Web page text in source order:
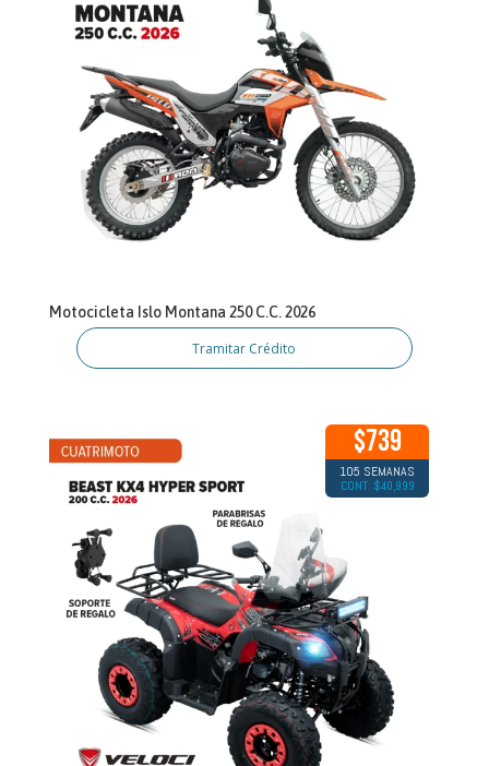
Motocicleta Islo Montana 250 C.C. 2026
Tramitar Crédito
$739
105 SEMANAS
CONT: $40,999